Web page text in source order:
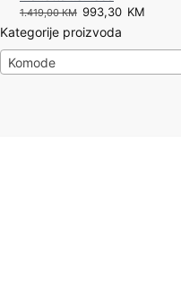
1.419,00KM 993,30 KM
Kategorije proizvoda
Komode